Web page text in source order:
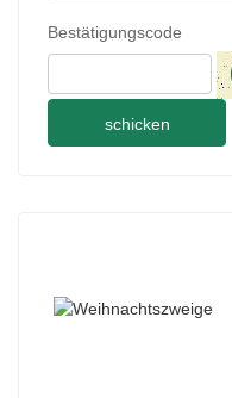
Bestätigungscode
schicken